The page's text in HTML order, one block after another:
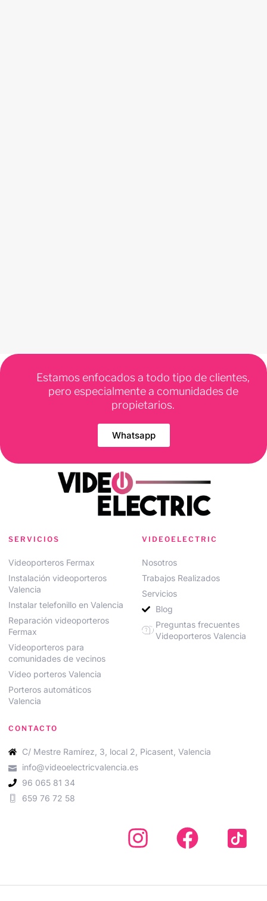
Estamos enfocados a todo tipo de clientes,
pero especialmente a comunidades de
propietarios.
Whatsapp
SERVICIOS
Videoporteros Fermax
Instalación videoporteros
Valencia
Instalar telefonillo en Valencia
Reparación videoporteros
Fermax
Videoporteros para
comunidades de vecinos
Video porteros Valencia
Porteros automáticos
Valencia
VIDEOELECTRIC
Nosotros
Trabajos Realizados
Servicios
Blog
Preguntas frecuentes
Videoporteros Valencia
CONTACTO
C/ Mestre Ramírez, 3, local 2, Picasent, Valencia
info@videoelectricvalencia.es
96 065 81 34
659 76 72 58